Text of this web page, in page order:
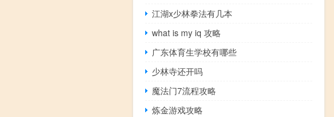
江湖x少林拳法有几本
what is my iq 攻略
广东体育生学校有哪些
少林寺还开吗
魔法门7流程攻略
炼金游戏攻略